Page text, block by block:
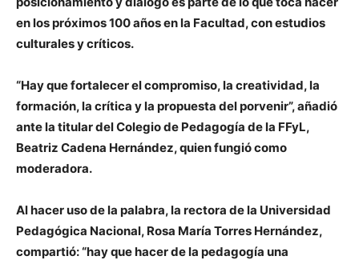
en los próximos 100 años en la Facultad, con estudios
culturales y críticos.
“Hay que fortalecer el compromiso, la creatividad, la
formación, la crítica y la propuesta del porvenir”, añadió
ante la titular del Colegio de Pedagogía de la FFyL,
Beatriz Cadena Hernández, quien fungió como
moderadora.
Al hacer uso de la palabra, la rectora de la Universidad
Pedagógica Nacional, Rosa María Torres Hernández,
compartió: “hay que hacer de la pedagogía una